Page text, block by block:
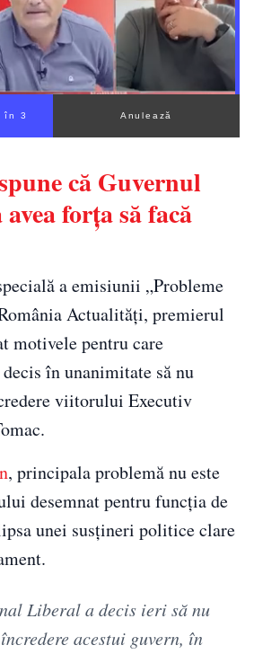
în 1 Anulează
că Guvernul
forța să facă
a emisiunii „Probleme
Actualități, premierul
motivele pentru care
în unanimitate să nu
viitorului Executiv
, principala problemă nu este
desemnat pentru funcția de
unei susțineri politice clare
Liberal a decis ieri să nu
acestui guvern, în